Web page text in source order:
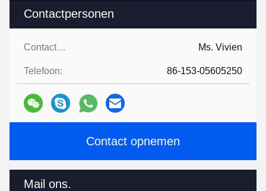
Contactpersonen
Contactpersonen: Ms. Vivien
Telefoon: 86-153-05605250
Contact opnemen
Mail ons.